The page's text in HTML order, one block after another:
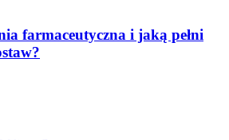
farmaceutyczna i jaką pełni